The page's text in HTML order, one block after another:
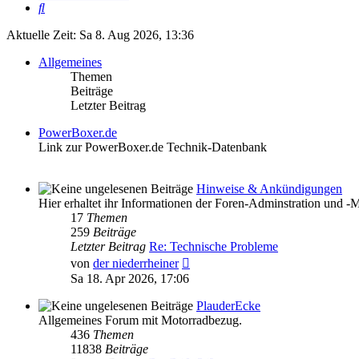
Suche
Aktuelle Zeit: Sa 8. Aug 2026, 13:36
Allgemeines
Themen
Beiträge
Letzter Beitrag
PowerBoxer.de
Link zur PowerBoxer.de Technik-Datenbank
Hinweise & Ankündigungen
Hier erhaltet ihr Informationen der Foren-Adminstration und -
17 Themen
259 Beiträge
Letzter Beitrag Re: Technische Probleme
von der niederrheiner
Sa 18. Apr 2026, 17:06
PlauderEcke
Allgemeines Forum mit Motorradbezug.
436 Themen
11838 Beiträge